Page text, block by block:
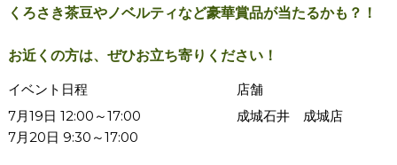
くろさき茶豆やノベルティなど豪華賞品が当たるかも？！
お近くの方は、ぜひお立ち寄りください！
イベント日程
店舗
7月19日 12:00～17:00
7月20日 9:30～17:00
成城石井 成城店